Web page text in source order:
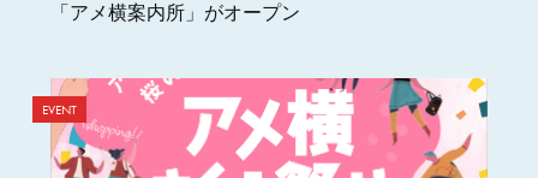
「アメ横案内所」がオープン
EVENT